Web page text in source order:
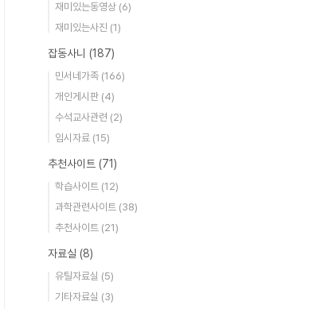
재미있는동영상 (6)
재미있는사진 (1)
잡동사니 (187)
민서네가족 (166)
개인게시판 (4)
수석교사관련 (2)
임시자료 (15)
추천사이트 (71)
학습사이트 (12)
과학관련사이트 (38)
추천사이트 (21)
자료실 (8)
유틸자료실 (5)
기타자료실 (3)